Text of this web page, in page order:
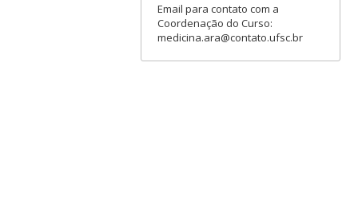
Email para contato com a
Coordenação do Curso:
medicina.ara@contato.ufsc.br